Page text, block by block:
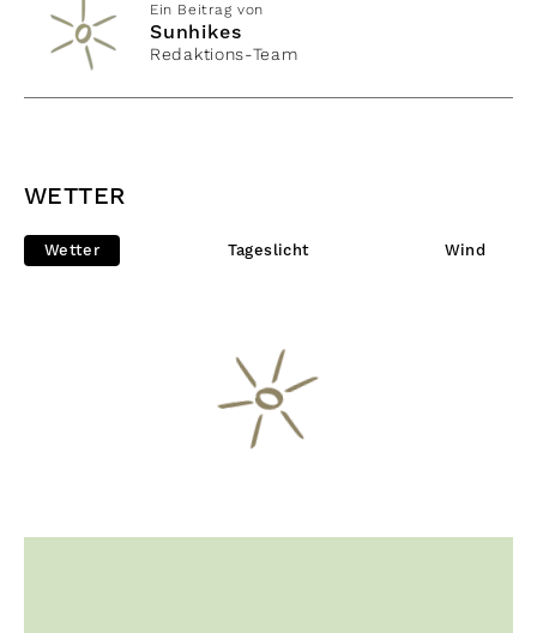
Ein Beitrag von
Sunhikes
Redaktions-Team
WETTER
Wetter Tageslicht Wind